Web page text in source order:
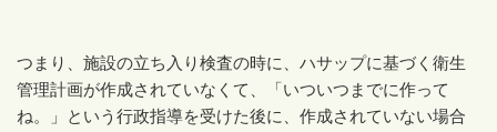
つまり、施設の立ち入り検査の時に、ハサップに基づく衛生
管理計画が作成されていなくて、「いついつまでに作って
ね。」という行政指導を受けた後に、作成されていない場合